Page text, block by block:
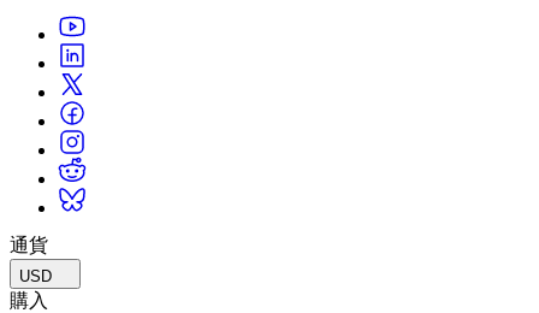
LiveOps
ローンチ後のインサイトとライブゲームオペレーション
成長
詳しく見る
発見され、モバイルユーザーを獲得する
ストアとD2C全体でIAPを管理
収益化
小売
店内体験をオンライン体験に変換する
自動車
イノベーションと車内体験を促進する
すべての業界を見る
ケーススタディ
実際の成功事例
ベストプラクティスガイド
専門家のヒントとコツ
デモ
デモ、サンプル、ビルディングブロック
すべてのリソース
新機能
Unity Awards
世界中のUnityクリエイターを祝う
ハウツーガイド
実用的なヒントとベストプラクティス
教育
学生向け
キャリアをスタートさせる
教育を大幅に強化
教育機関向けライセンス
通貨
USD
購入